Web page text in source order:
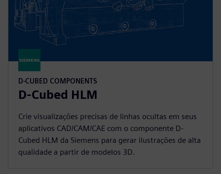
D-CUBED COMPONENTS
D-Cubed HLM
Crie visualizações precisas de linhas ocultas em seus
aplicativos CAD/CAM/CAE com o componente D-
Cubed HLM da Siemens para gerar ilustrações de alta
qualidade a partir de modelos 3D.